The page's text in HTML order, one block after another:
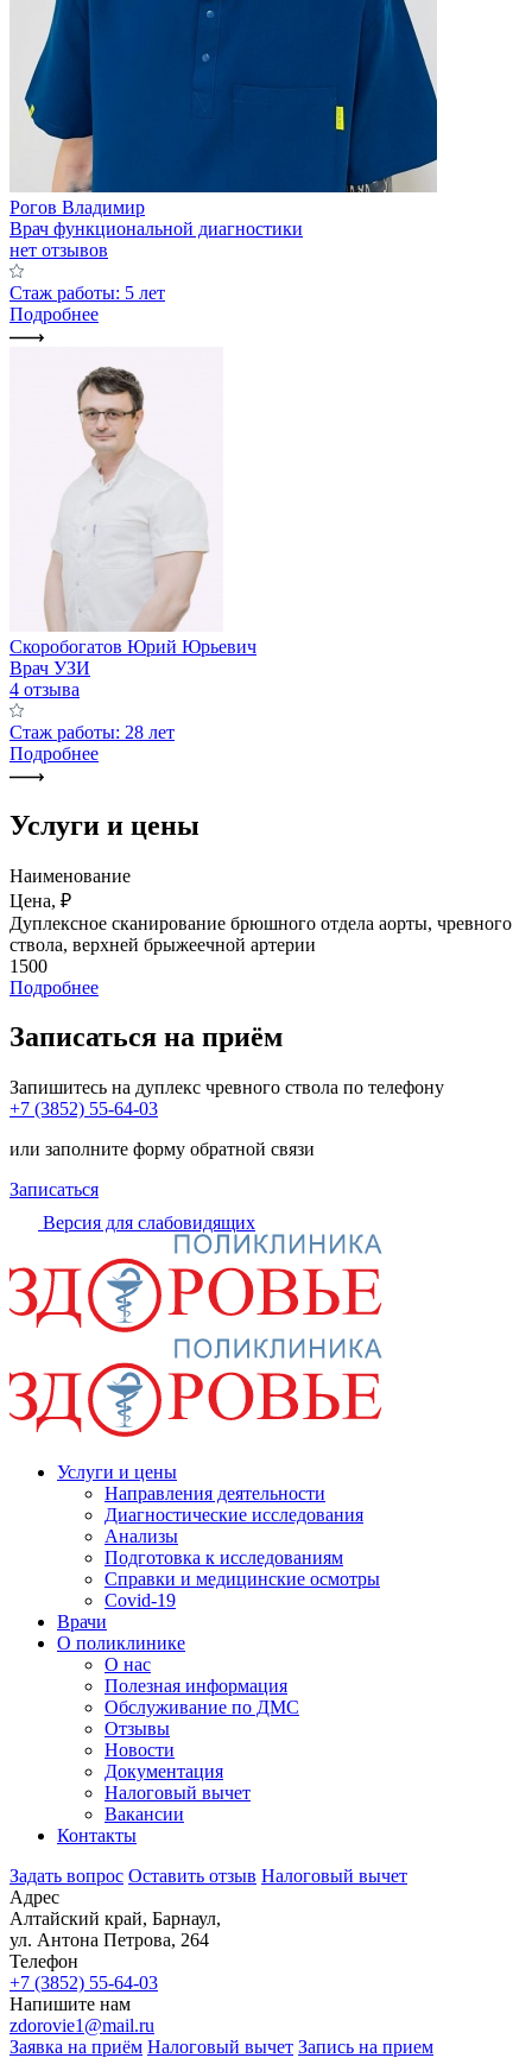
Рогов Владимир
Врач функциональной диагностики
нет отзывов
Стаж работы: 5 лет
Подробнее
Скоробогатов Юрий Юрьевич
Врач УЗИ
4 отзыва
Стаж работы: 28 лет
Подробнее
Услуги и цены
Наименование
Цена, ₽
Дуплексное сканирование брюшного отдела аорты, чревного
ствола, верхней брыжеечной артерии
1500
Подробнее
Записаться на приём
Запишитесь на дуплекс чревного ствола по телефону
+7 (3852) 55-64-03
или заполните форму обратной связи
Записаться
Версия для слабовидящих
Услуги и цены
Направления деятельности
Диагностические исследования
Анализы
Подготовка к исследованиям
Справки и медицинские осмотры
Covid-19
Врачи
О поликлинике
О нас
Полезная информация
Обслуживание по ДМС
Отзывы
Новости
Документация
Налоговый вычет
Вакансии
Контакты
Задать вопрос Оставить отзыв Налоговый вычет
Адрес
Алтайский край, Барнаул,
ул. Антона Петрова, 264
Телефон
+7 (3852) 55-64-03
Напишите нам
zdorovie1@mail.ru
Заявка на приём Налоговый вычет Запись на прием